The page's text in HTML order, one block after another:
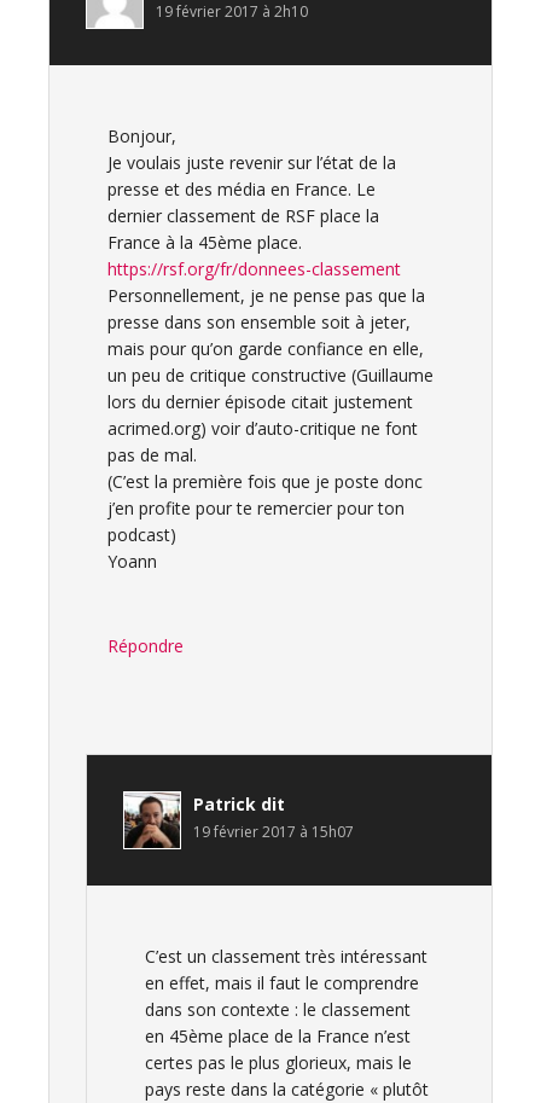
19 février 2017 à 2h10
Bonjour,
Je voulais juste revenir sur l’état de la
presse et des média en France. Le
dernier classement de RSF place la
France à la 45ème place.
https://rsf.org/fr/donnees-classement
Personnellement, je ne pense pas que la
presse dans son ensemble soit à jeter,
mais pour qu’on garde confiance en elle,
un peu de critique constructive (Guillaume
lors du dernier épisode citait justement
acrimed.org) voir d’auto-critique ne font
pas de mal.
(C’est la première fois que je poste donc
j’en profite pour te remercier pour ton
podcast)
Yoann
Répondre
Patrick dit
19 février 2017 à 15h07
C’est un classement très intéressant
en effet, mais il faut le comprendre
dans son contexte : le classement
en 45ème place de la France n’est
certes pas le plus glorieux, mais le
pays reste dans la catégorie « plutôt